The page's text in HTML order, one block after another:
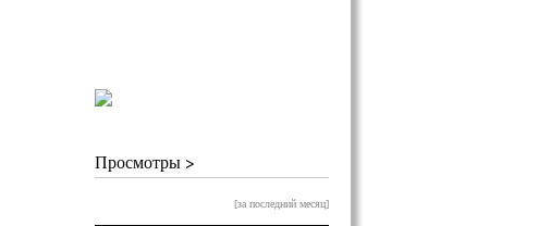
Просмотры >
[за последний месяц]